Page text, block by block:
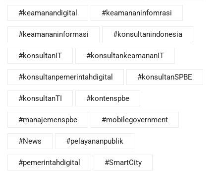
#keamanandigital #keamananinfomrasi
#keamananinformasi #konsultanindonesia
#konsultanIT #konsultankeamananIT
#konsultanpemerintahdigital #konsultanSPBE
#konsultanTI #kontenspbe
#manajemenspbe #mobilegovernment
#News #pelayananpublik
#pemerintahdigital #SmartCity